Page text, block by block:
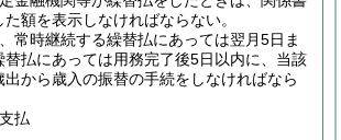
額を表示しなければならない。
常時継続する繰替払にあっては翌月5日ま
替払にあっては用務完了後5日以内に、当該
から歳入の振替の手続をしなければなら
支払